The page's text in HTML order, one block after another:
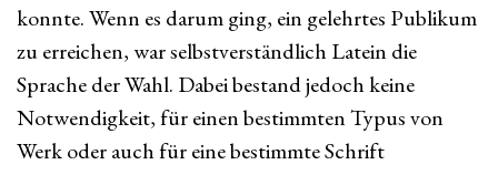
konnte. Wenn es darum ging, ein gelehrtes Publikum
zu erreichen, war selbstverständlich Latein die
Sprache der Wahl. Dabei bestand jedoch keine
Notwendigkeit, für einen bestimmten Typus von
Werk oder auch für eine bestimmte Schrift